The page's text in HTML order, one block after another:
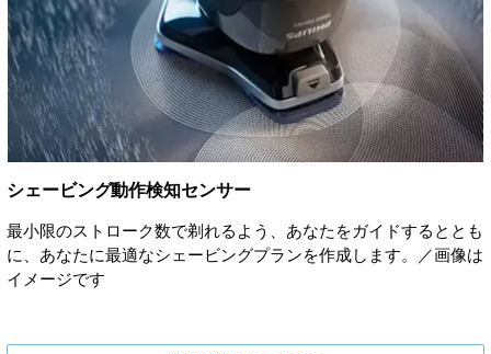
シェービング動作検知センサー
最小限のストローク数で剃れるよう、あなたをガイドするととも
に、あなたに最適なシェービングプランを作成します。／画像は
イメージです